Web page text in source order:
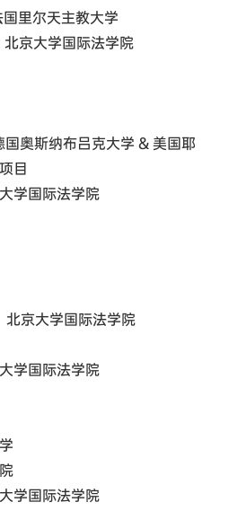
里尔天主教大学
京大学国际法学院
奥斯纳布吕克大学 & 美国耶
目
学国际法学院
京大学国际法学院
学国际法学院
学国际法学院